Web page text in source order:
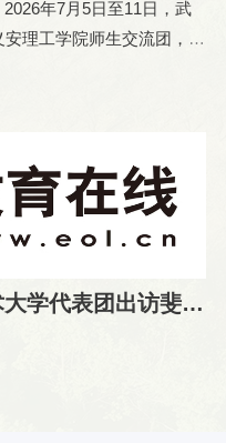
年7月5日至11日，武
理工学院师生交流团，25
【教育在线】武汉职业技术大学代表团出访斐济 开启职业本科境外办学新篇章